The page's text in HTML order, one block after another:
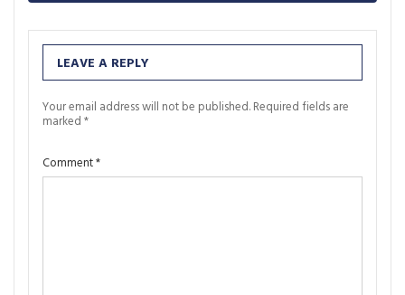
LEAVE A REPLY
Your email address will not be published. Required fields are
marked *
Comment*